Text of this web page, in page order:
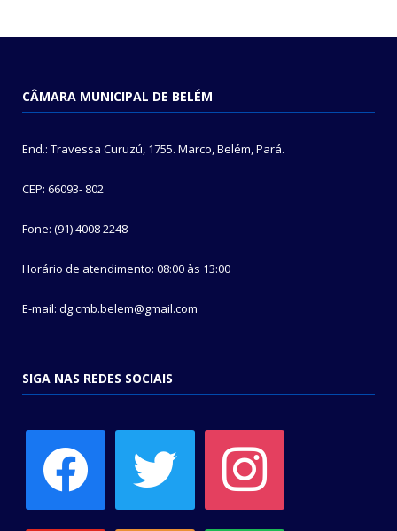
CÂMARA MUNICIPAL DE BELÉM
End.: Travessa Curuzú, 1755. Marco, Belém, Pará.
CEP: 66093- 802
Fone: (91) 4008 2248
Horário de atendimento: 08:00 às 13:00
E-mail: dg.cmb.belem@gmail.com
SIGA NAS REDES SOCIAIS